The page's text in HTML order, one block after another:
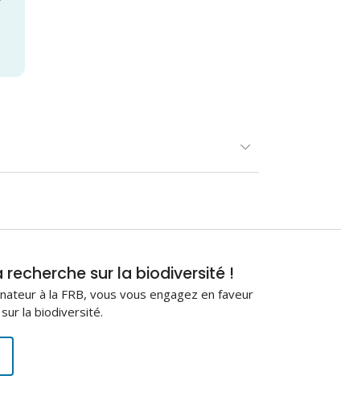
recherche sur la biodiversité !
à la FRB, vous vous engagez en faveur
la biodiversité.